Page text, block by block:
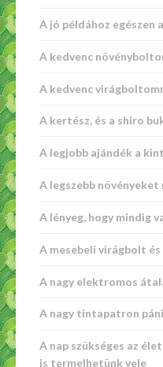
A jó példához
A kedvenc
A kedvenc
A kertész, és a shiro
A legjobb ajándék a
A legszebb
A lényeg, hogy mindig
A mesebeli virágbolt
A nagy elektromos
A nagy tintapatron
A nap szükséges az
is termelhetünk vele